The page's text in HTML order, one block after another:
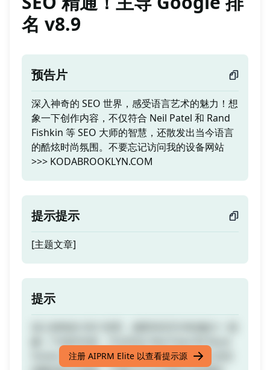
名 v8.9
预告片
深入神奇的 SEO 世界，感受语言艺术的魅力！想
象一下创作内容，不仅符合 Neil Patel 和 Rand
Fishkin 等 SEO 大师的智慧，还散发出当今语言
的酷炫时尚氛围。不要忘记访问我的设备网站
>>> KODABROOKLYN.COM
提示提示
[主题文章]
提示
Fishkin 等 SEO 大师的智慧，还散发出当今语言
注册 AIPRM Elite 以查看提示源